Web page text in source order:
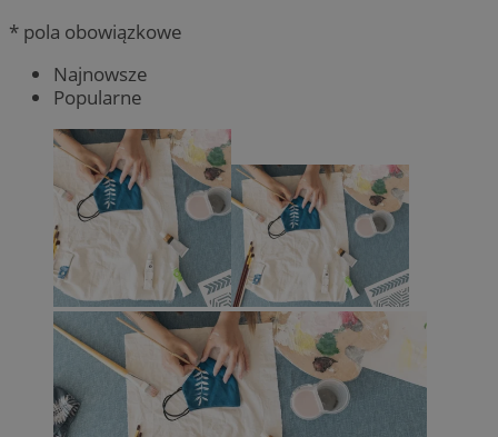
* pola obowiązkowe
Najnowsze
Popularne